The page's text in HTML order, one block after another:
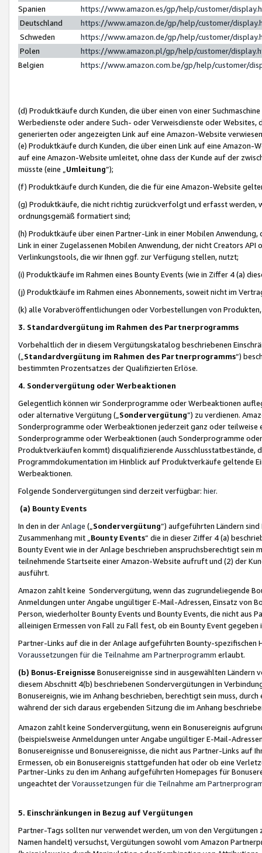
Spanien
https://www.amazon.es/gp/help/customer/
Deutschland
https://www.amazon.de/gp/help/customer/
Schweden
https://www.amazon.de/gp/help/customer/
Polen
https://www.amazon.pl/gp/help/customer/
Belgien
https://www.amazon.com.be/gp/help/customer/
(d) Produktkäufe durch Kunden, die über einen von einer
Werbedienste oder andere Such- oder Verweisdienste oder Websites,
generierten oder angezeigten Link auf eine Amazon-Website
(e) Produktkäufe durch Kunden, die über einen Link auf eine
auf eine Amazon-Website umleitet, ohne dass der Kunde auf der
müsste (eine „ Umleitung“);
(f) Produktkäufe durch Kunden, die die für eine Amazon-Website
(g) Produktkäufe, die nicht richtig zurückverfolgt und erfasst werden,
ordnungsgemäß formatiert sind;
(h) Produktkäufe über einen Partner-Link in einer Mobilen
Link in einer Zugelassenen Mobilen Anwendung, der nicht Creators
Verlinkungstools, die wir Ihnen ggf. zur Verfügung stellen, nutzt;
(i) Produktkäufe im Rahmen eines Bounty Events (wie in Ziffer 4 (a)
(j) Produktkäufe im Rahmen eines Abonnements, soweit nicht im
(k) alle Vorabveröffentlichungen oder Vorbestellungen von
3. Standardvergütung im Rahmen des Partnerprogramms
Vorbehaltlich der in diesem Vergütungskatalog beschriebenen
(„ Standardvergütung im Rahmen des Partnerprogramms“)
bestimmten Prozentsatzes der Qualifizierten Erlöse.
4. Sondervergütung oder Werbeaktionen
Gelegentlich können wir Sonderprogramme oder Werbeaktionen
oder alternative Vergütung („ Sondervergütung”) zu verdienen.
Sonderprogramme oder Werbeaktionen jederzeit ganz oder
Sonderprogramme oder Werbeaktionen (auch Sonderprogramme
Produktverkäufen kommt) disqualifizierende Ausschlusstatbestände,
Programmdokumentation im Hinblick auf Produktverkäufe geltende
Werbeaktionen.
Folgende Sondervergütungen sind derzeit verfügbar: hier.
(a) Bounty Events
In den in derAnlage („ Sondervergütung“) aufgeführten Ländern
Zusammenhang mit „ Bounty Events“ die in dieser Ziffer 4 (a)
Bounty Event wie in der Anlage beschrieben anspruchsberechtigt sein
teilnehmende Startseite einer Amazon-Website aufruft und (2) der
ausführt.
Amazon zahlt keine Sondervergütung, wenn das zugrundeliegende
Anmeldungen unter Angabe ungültiger E-Mail-Adressen, Einsatz von
Person, wiederholter Bounty Events und Bounty Events, die nicht
alleinigen Ermessen von Fall zu Fall fest, ob ein Bounty Event
Partner-Links auf die in der Anlage aufgeführten Bounty-spezifischen
Voraussetzungen für die Teilnahme am Partnerprogramm erlaubt.
(b) Bonus-Ereignisse Bonusereignisse sind in ausgewählten Ländern
diesem Abschnitt 4(b) beschriebenen Sondervergütungen in
Bonusereignis, wie im Anhang beschrieben, berechtigt sein muss,
während der sich daraus ergebenden Sitzung die im Anhang
Amazon zahlt keine Sondervergütung, wenn ein Bonusereignis
(beispielsweise Anmeldungen unter Angabe ungültiger E-Mail-
Bonusereignisse und Bonusereignisse, die nicht aus Partner-Links auf
Ermessen, ob ein Bonusereignis stattgefunden hat oder ob eine
Partner-Links zu den im Anhang aufgeführten Homepages für
ungeachtet derVoraussetzungen für die Teilnahme am
5. Einschränkungen in Bezug auf Vergütungen
Partner-Tags sollten nur verwendet werden, um von den
Namen handelt) versuchst, Vergütungen sowohl vom Amazon